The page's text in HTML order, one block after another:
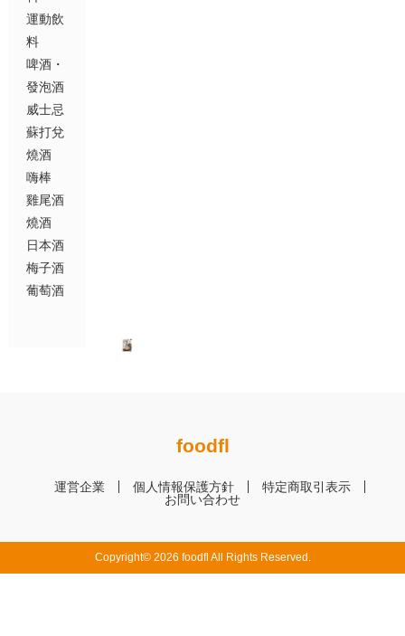
運動飲
料
啤酒・
發泡酒
威士忌
蘇打兌
燒酒
嗨棒
雞尾酒
燒酒
日本酒
梅子酒
葡萄酒
foodfl
運営企業 個人情報保護方針
特定商取引表示
お問い合わせ
Copyright© 2026 foodfl All Rights Reserved.